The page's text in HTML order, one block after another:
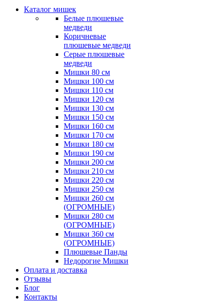
Каталог мишек
Белые плюшевые
медведи
Коричневые
плюшевые медведи
Серые плюшевые
медведи
Мишки 80 см
Мишки 100 см
Мишки 110 см
Мишки 120 см
Мишки 130 см
Мишки 150 см
Мишки 160 см
Мишки 170 см
Мишки 180 см
Мишки 190 см
Мишки 200 см
Мишки 210 см
Мишки 220 см
Мишки 250 см
Мишки 260 см
(ОГРОМНЫЕ)
Мишки 280 см
(ОГРОМНЫЕ)
Мишки 360 см
(ОГРОМНЫЕ)
Плюшевые Панды
Недорогие Мишки
Оплата и доставка
Отзывы
Блог
Контакты